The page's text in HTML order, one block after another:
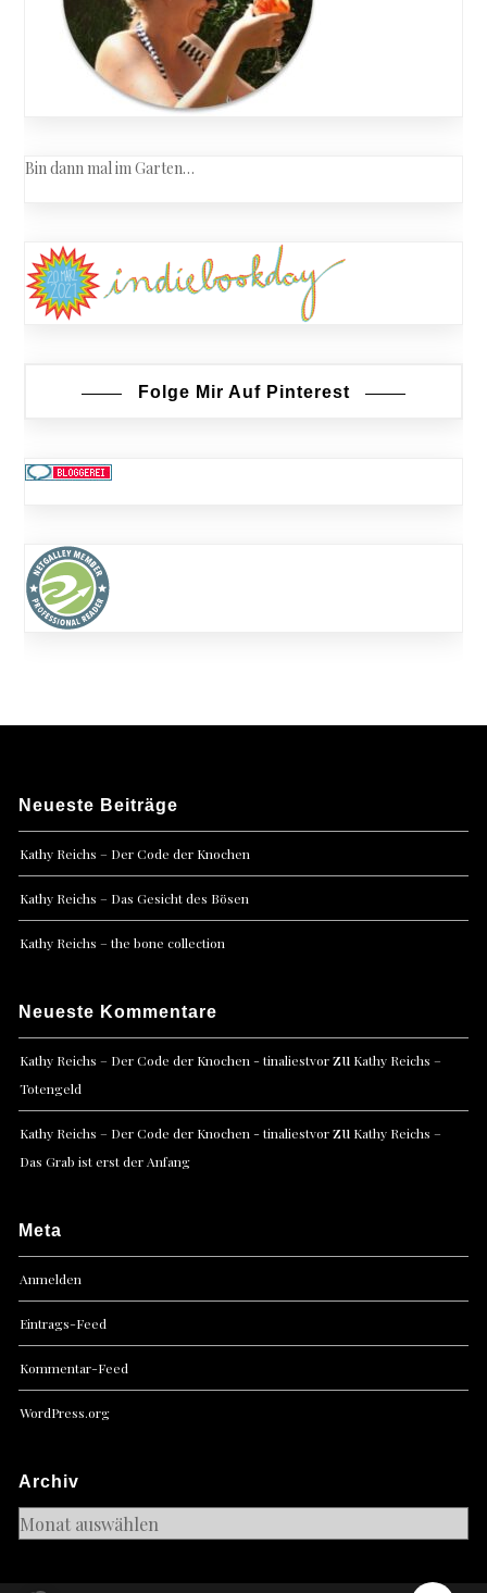
Bin dann mal im Garten…
Folge Mir Auf Pinterest
Neueste Beiträge
Kathy Reichs – Der Code der Knochen
Kathy Reichs – Das Gesicht des Bösen
Kathy Reichs – the bone collection
Neueste Kommentare
Kathy Reichs – Der Code der Knochen - tinaliestvorzu Kathy Reichs –
Totengeld
Kathy Reichs – Der Code der Knochen - tinaliestvorzu Kathy Reichs –
Das Grab ist erst der Anfang
Meta
Anmelden
Eintrags-Feed
Kommentar-Feed
WordPress.org
Archiv
Archiv